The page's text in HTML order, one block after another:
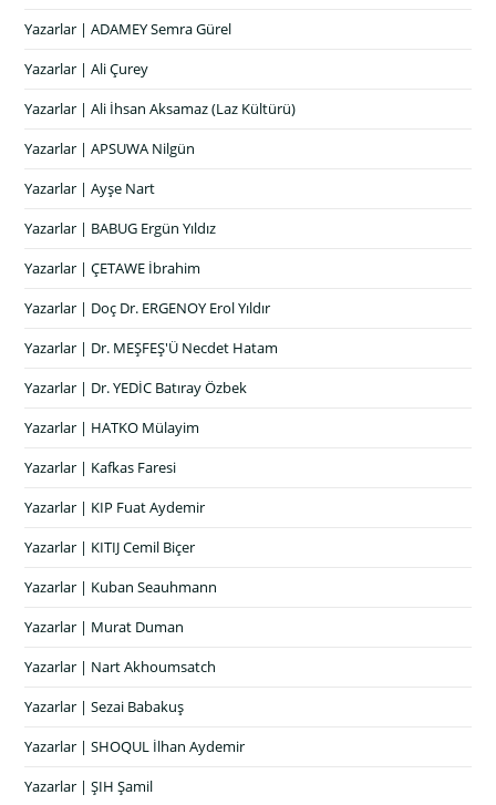
Yazarlar | ADAMEY Semra Gürel
Yazarlar | Ali Çurey
Yazarlar | Ali İhsan Aksamaz (Laz Kültürü)
Yazarlar | APSUWA Nilgün
Yazarlar | Ayşe Nart
Yazarlar | BABUG Ergün Yıldız
Yazarlar | ÇETAWE İbrahim
Yazarlar | Doç Dr. ERGENOY Erol Yıldır
Yazarlar | Dr. MEŞFEŞ'Ü Necdet Hatam
Yazarlar | Dr. YEDİC Batıray Özbek
Yazarlar | HATKO Mülayim
Yazarlar | Kafkas Faresi
Yazarlar | KIP Fuat Aydemir
Yazarlar | KITIJ Cemil Biçer
Yazarlar | Kuban Seauhmann
Yazarlar | Murat Duman
Yazarlar | Nart Akhoumsatch
Yazarlar | Sezai Babakuş
Yazarlar | SHOQUL İlhan Aydemir
Yazarlar | ŞIH Şamil